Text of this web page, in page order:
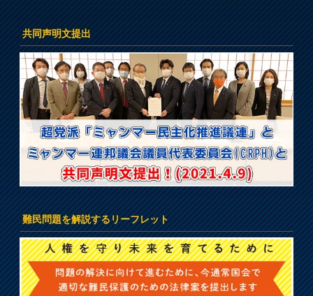
共同声明文提出
難民問題を解説するリーフレット